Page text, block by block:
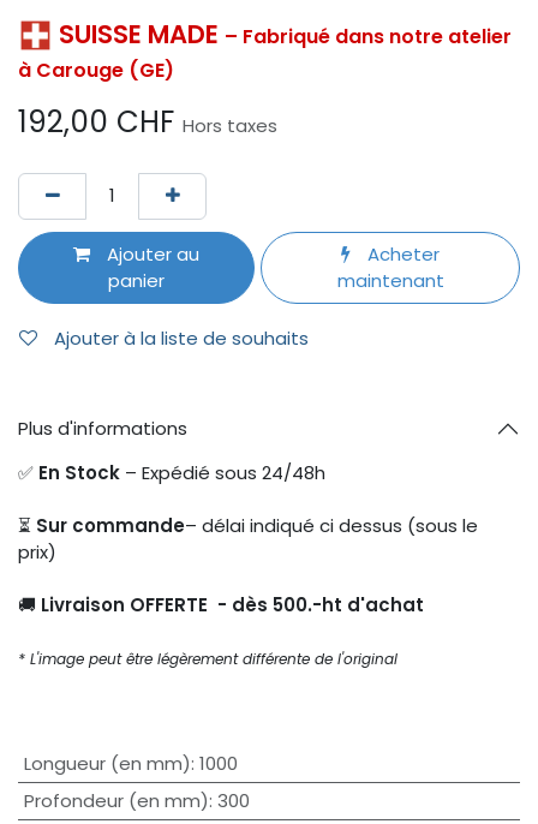
SUISSE MADE – Fabriqué dans notre atelier
à Carouge (GE)
192,00 CHF Hors taxes
Ajouter au
panier
Acheter
maintenant
Ajouter à la liste de souhaits
Plus d'informations
✅ En Stock – Expédié sous 24/48h
⏳ Sur commande– délai indiqué ci dessus (sous le
prix)
🚚 Livraison OFFERTE - dès 500.-ht d'achat
* L'image peut être légèrement différente de l'original
Longueur (en mm): 1000
Profondeur (en mm): 300